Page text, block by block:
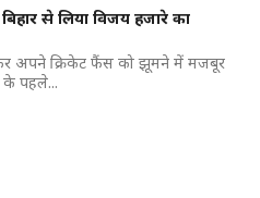
से लिया विजय हजारे का
फिर अपने क्रिकेट फैंस को झूमने में मजबूर
के पहले...